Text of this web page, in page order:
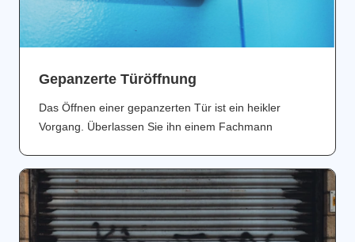
Gepanzerte Türöffnung
Das Öffnen einer gepanzerten Tür ist ein heikler
Vorgang. Überlassen Sie ihn einem Fachmann